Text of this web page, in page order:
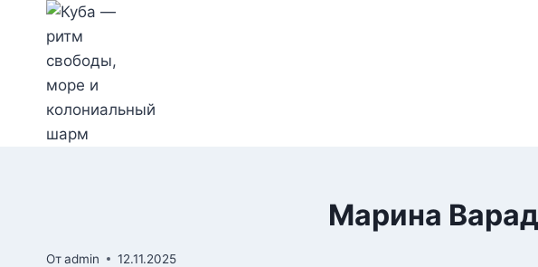
Перейти
содержимому
Марина
Отadmin 12.11.2025